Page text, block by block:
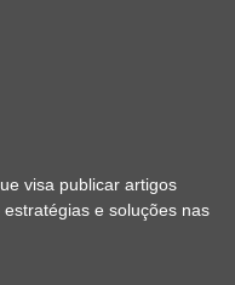
visa publicar artigos
e soluções nas